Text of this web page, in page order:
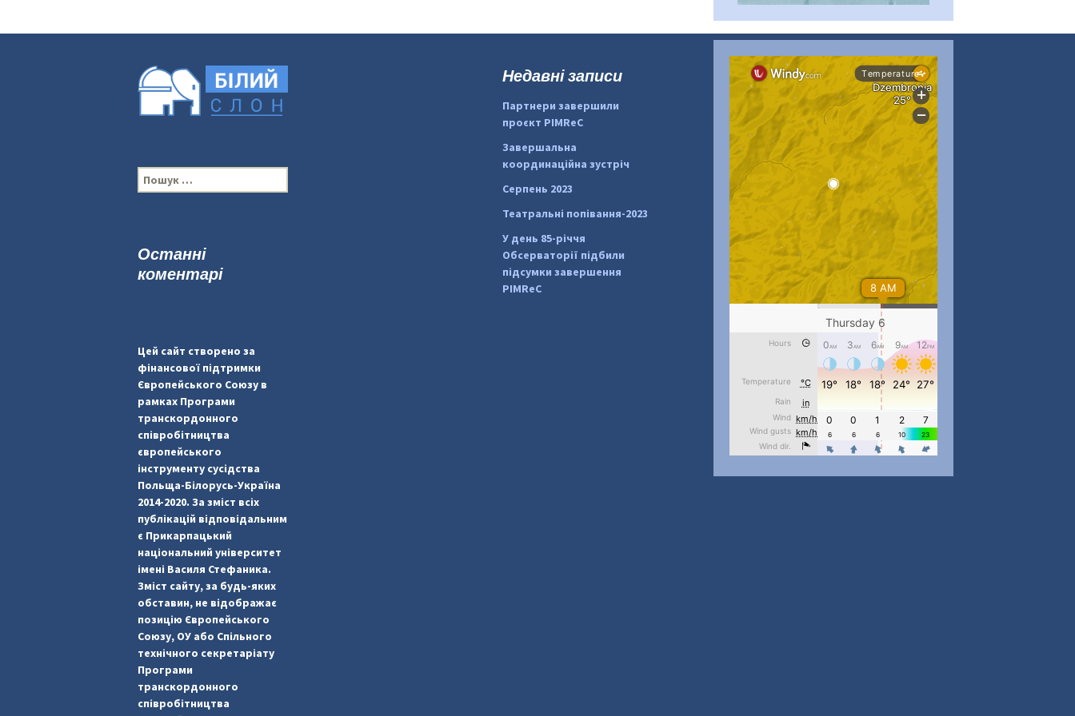
#PipIvanToday
#PipIvanWeather
pimrec_project
#PipIvanToday #PipIvanWeather
 ...
pimrec_project
П
о
:
Недавні записи
Партнери завершили
проєкт PIMReC
Завершальна
координаційна зустріч
Серпень 2023
Театральні попівання-2023
У день 85-річчя
Обсерваторії підбили
підсумки завершення
PIMReC
Останні
коментарі
Цей сайт створено за
фінансової підтримки
Європейського Союзу в
рамках Програми
транскордонного
співробітництва
європейського
інструменту сусідства
Польща-Білорусь-Україна
2014-2020. За зміст всіх
публікацій відповідальним
є Прикарпацький
національний університет
імені Василя Стефаника.
Зміст сайту, за будь-яких
обставин, не відображає
позицію Європейського
Союзу, ОУ або Спільного
технічного секретаріату
Програми
транскордонного
співробітництва